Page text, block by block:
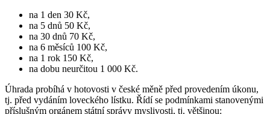
na 1 den 30 Kč,
na 5 dnů 50 Kč,
na 30 dnů 70 Kč,
na 6 měsíců 100 Kč,
na 1 rok 150 Kč,
na dobu neurčitou 1 000 Kč.
Úhrada probíhá v hotovosti v české měně před provedením úkonu,
tj. před vydáním loveckého lístku. Řídí se podmínkami stanovenými
příslušným orgánem státní správy myslivosti, tj. většinou: